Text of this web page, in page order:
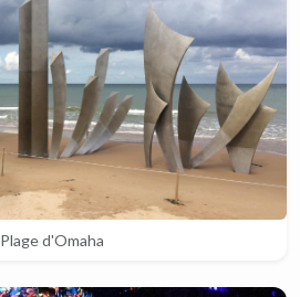
Plage d'Omaha